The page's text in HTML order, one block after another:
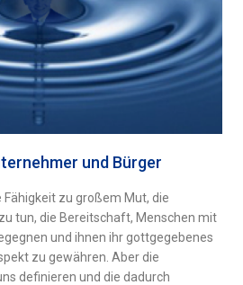
und Bürger
Fähigkeit zu großem Mut, die
tun, die Bereitschaft, Menschen mit
und ihnen ihr gottgegebenes
zu gewähren. Aber die
definieren und die dadurch